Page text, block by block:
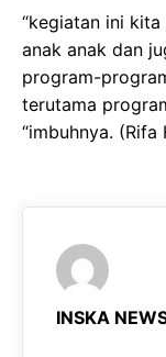
“kegiatan ini
anak anak dan
program-
terutama
“imbuhnya. (Rifa
INSKA